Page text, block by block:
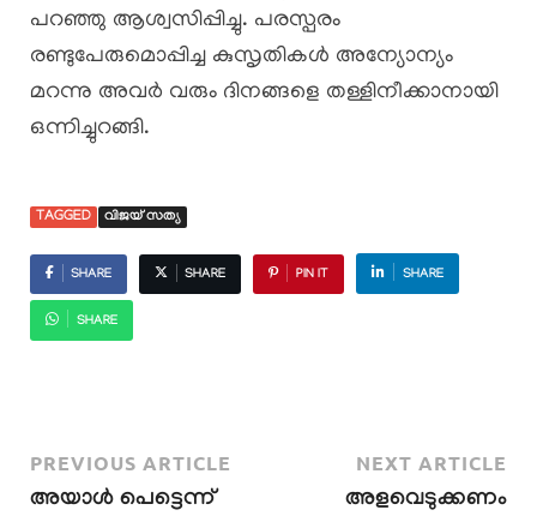
പറഞ്ഞു ആശ്വസിപ്പിച്ചു. പരസ്പരം
രണ്ടുപേരുമൊപ്പിച്ച കുസൃതികൾ അന്യോന്യം
മറന്നു അവർ വരും ദിനങ്ങളെ തള്ളിനീക്കാനായി
ഒന്നിച്ചുറങ്ങി.
TAGGED വിജയ് സത്യ
SHARE SHARE PIN IT SHARE
SHARE
PREVIOUS ARTICLE
അയാൾ പെട്ടെന്ന്
NEXT ARTICLE
അളവെടുക്കണം